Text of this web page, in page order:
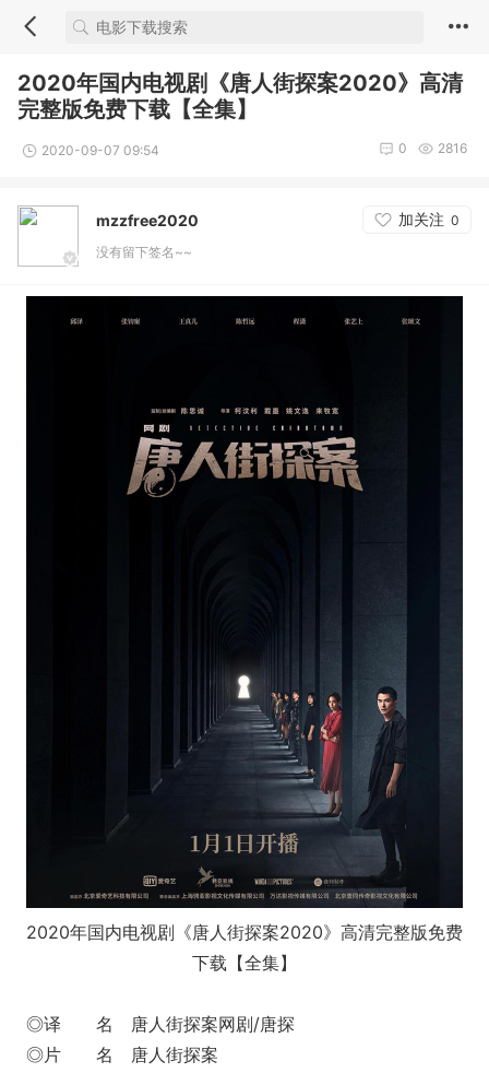
2020年国内电视剧《唐人街探案2020》高清
完整版免费下载【全集】
2020-09-07 09:54 2816
0
mzzfree2020 加关注 0
没有留下签名~~
2020年国内电视剧《唐人街探案2020》高清完整版免费
下载【全集】
◎译 名 唐人街探案网剧/唐探
◎片 名 唐人街探案